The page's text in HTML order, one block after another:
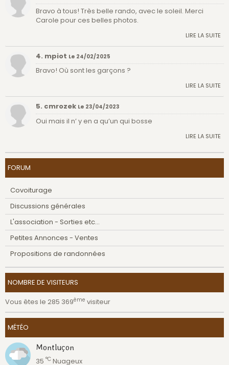
Bravo à tous! Très belle rando, avec le soleil. Merci
Carole pour ces belles photos.
LIRE LA SUITE
4. mpiot Le 24/02/2025
Bravo! Où sont les garçons ?
LIRE LA SUITE
5. cmrozek Le 23/04/2023
Oui mais il n’ y en a qu’un qui bosse
LIRE LA SUITE
FORUM
Covoiturage
Discussions générales
L'association - Sorties etc...
Petites Annonces - Ventes
Propositions de randonnées
NOMBRE DE VISITEURS
Vous êtes le 285 369ème visiteur
MÉTÉO
Montluçon
35 °C Nuageux